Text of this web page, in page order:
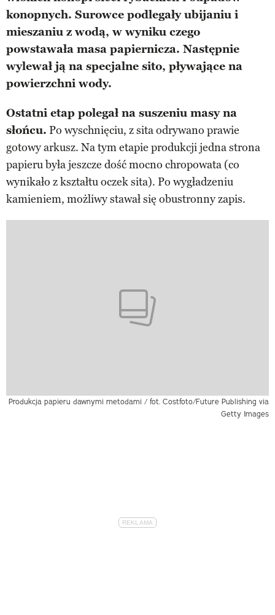
konopnych. Surowce podlegały ubijaniu i
mieszaniu z wodą, w wyniku czego
powstawała masa papiernicza. Następnie
wylewał ją na specjalne sito, pływające na
powierzchni wody.
Ostatni etap polegał na suszeniu masy na
słońcu. Po wyschnięciu, z sita odrywano prawie
gotowy arkusz. Na tym etapie produkcji jedna strona
papieru była jeszcze dość mocno chropowata (co
wynikało z kształtu oczek sita). Po wygładzeniu
kamieniem, możliwy stawał się obustronny zapis.
Produkcja papieru dawnymi metodami / fot. Costfoto/Future Publishing via
Getty Images